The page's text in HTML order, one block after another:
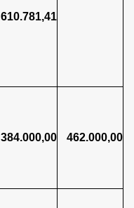
610.781,41
384.000,00 462.000,00